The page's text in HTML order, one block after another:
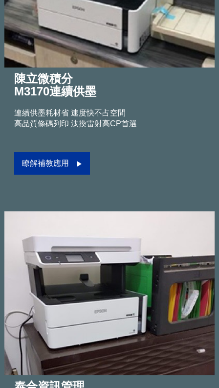
陳立微積分
M3170連續供墨
連續供墨耗材省 速度快不占空間
高品質條碼列印 汰換雷射高CP首選
瞭解補教應用